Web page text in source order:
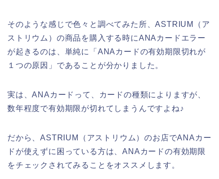
そのような感じで色々と調べてみた所、ASTRIUM（ア
ストリウム）の商品を購入する時にANAカードエラー
が起きるのは、単純に「ANAカードの有効期限切れが
１つの原因」であることが分かりました。
実は、ANAカードって、カードの種類によりますが、
数年程度で有効期限が切れてしまうんですよね♪
だから、ASTRIUM（アストリウム）のお店でANAカー
ドが使えずに困っている方は、ANAカードの有効期限
をチェックされてみることをオススメします。